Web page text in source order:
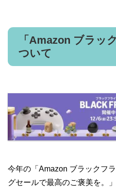
「Amazon ブラッ
ついて
今年の「Amazon ブラックフ
グセールで最高のご褒美を。